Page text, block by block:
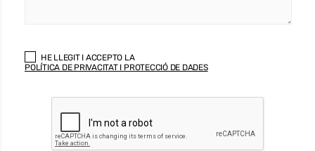
HE LLEGIT I ACCEPTO LA
POLÍTICA DE PRIVACITAT I PROTECCIÓ DE DADES